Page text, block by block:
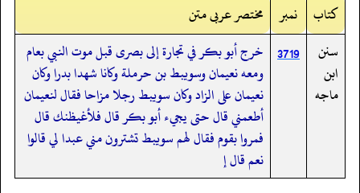
کتاب
نمبر
مختصر عربی متن
سنن
ابن
ماجه
3719 خرج أبو بكر في تجارة إلى بصرى قبل موت النبي بعام
ومعه نعيمان وسويبط بن حرملة وكانا شهدا بدرا وكان
نعيمان على الزاد وكان سويبط رجلا مزاحا فقال لنعيمان
أطعمني قال حتى يجيء أبو بكر قال فلأغيظنك قال
فمروا بقوم فقال لهم سويبط تشترون مني عبدا لي قالوا
نعم قال إ